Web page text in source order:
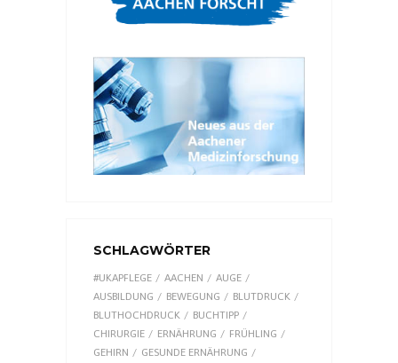
SCHLAGWÖRTER
#UKAPFLEGE AACHEN
AUGE
AUSBILDUNG
BEWEGUNG
BLUTDRUCK
BLUTHOCHDRUCK
BUCHTIPP
CHIRURGIE
ERNÄHRUNG
FRÜHLING
GEHIRN
GESUNDE ERNÄHRUNG